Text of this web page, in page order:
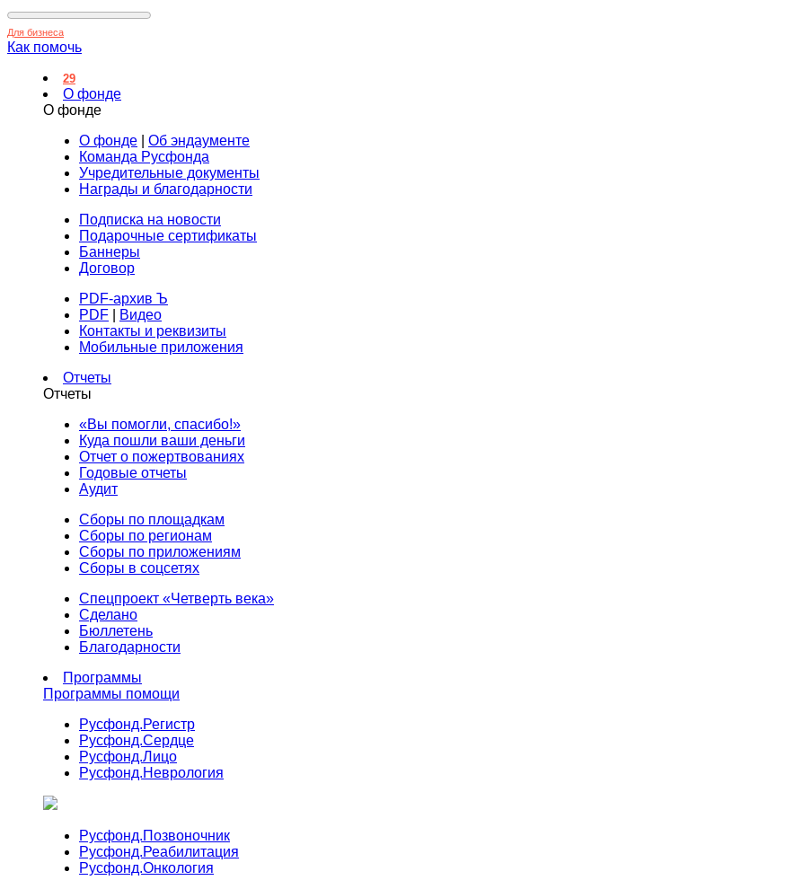
Для бизнеса
Как помочь
29
О фонде
О фонде
О фонде
Об эндаументе
Команда Русфонда
Учредительные документы
Награды и благодарности
Подписка на новости
Подарочные сертификаты
Баннеры
Договор
PDF-архив Ъ
PDF
Видео
Контакты и реквизиты
Мобильные приложения
Отчеты
Отчеты
«Вы помогли, спасибо!»
Куда пошли ваши деньги
Отчет о пожертвованиях
Годовые отчеты
Аудит
Сборы по площадкам
Сборы по регионам
Сборы по приложениям
Сборы в соцсетях
Спецпроект «Четверть века»
Сделано
Бюллетень
Благодарности
Программы
Программы помощи
Русфонд.Регистр
Русфонд.Сердце
Русфонд.Лицо
Русфонд.Неврология
Русфонд.Позвоночник
Русфонд.Реабилитация
Русфонд.Онкология